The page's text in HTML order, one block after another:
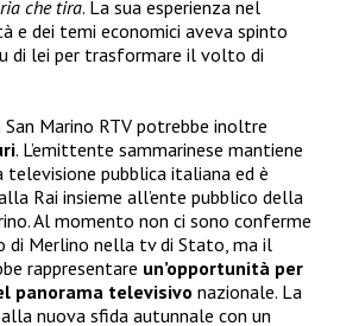
che tira. La sua esperienza nel
e dei temi economici aveva spinto
di lei per trasformare il volto di
Marino RTV potrebbe inoltre
. L’emittente sammarinese mantiene
pubblica italiana ed è
Rai insieme all’ente pubblico della
Al momento non ci sono conferme
di Merlino nella tv di Stato, ma il
rappresentare un’opportunità per
panorama televisivo nazionale. La
nuova sfida autunnale con un